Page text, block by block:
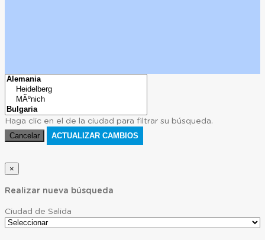
Haga clic en el de la ciudad para filtrar su búsqueda.
Cancelar ACTUALIZAR CAMBIOS
×
Realizar nueva búsqueda
Ciudad de Salida